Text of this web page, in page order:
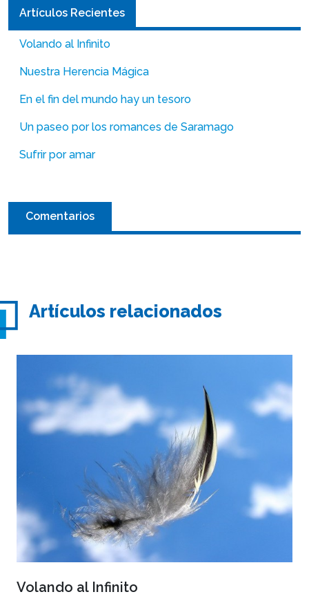
Artículos Recientes
Volando al Infinito
Nuestra Herencia Mágica
En el fin del mundo hay un tesoro
Un paseo por los romances de Saramago
Sufrir por amar
Comentarios
Artículos relacionados
Volando al Infinito